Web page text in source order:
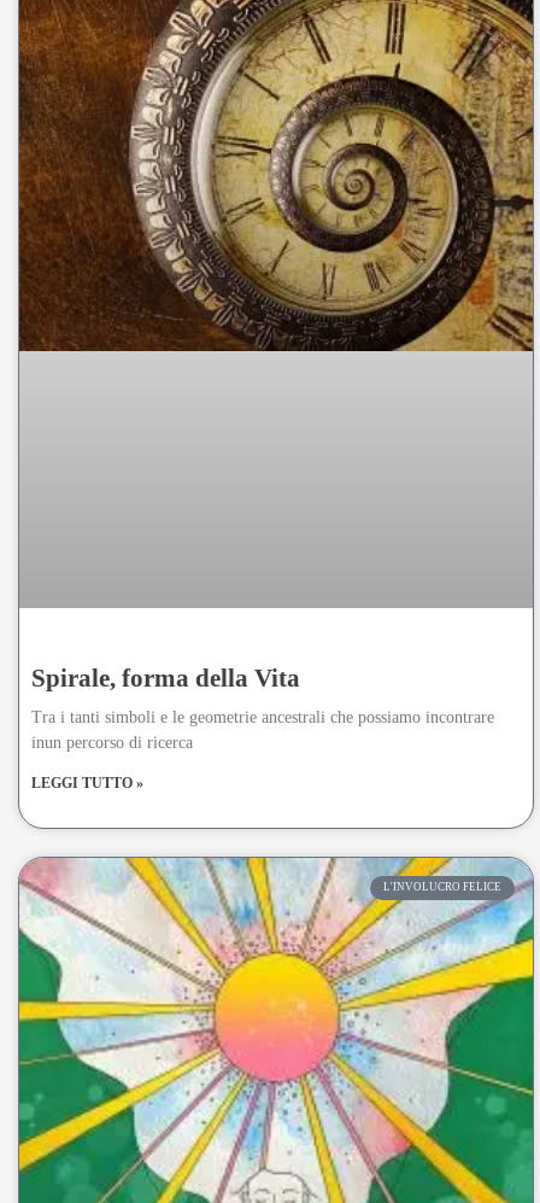
Spirale, forma della Vita
Tra i tanti simboli e le geometrie ancestrali che possiamo incontrare
inun percorso di ricerca
LEGGI TUTTO »
L'INVOLUCRO FELICE